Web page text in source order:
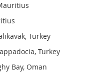
Turkey
Turkey
Bay, Oman